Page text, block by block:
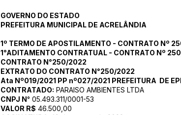
GOVERNO DO ESTADO
PREFEITURA MUNICIPAL DE ACRELÂNDIA
1º TERMO DE APOSTILAMENTO - CONTRATO Nº
1°ADITAMENTO CONTRATUAL - CONTRATO Nº
CONTRATO N°250/2022
EXTRATO DO CONTRATO N°250/2022
Ata Nº019/2021 PP nº027/2021 PREFEITURA DE
CONTRATADO: PARAISO AMBIENTES LTDA
CNPJ N° 05.493.311/0001-53
VALOR R$ 46.500,00